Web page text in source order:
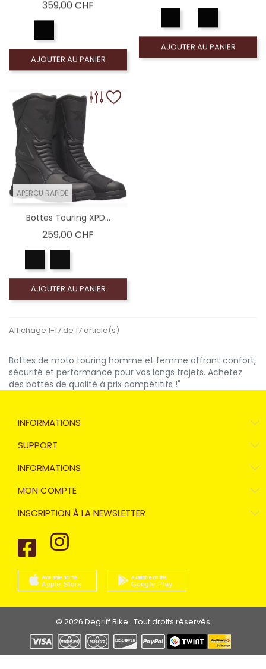
359,00 CHF
AJOUTER AU PANIER
AJOUTER AU PANIER
APERÇU RAPIDE
Bottes Touring XPD...
259,00 CHF
AJOUTER AU PANIER
Affichage 1-17 de 17 article(s)
Bottes de moto touring homme et femme offrant confort,
sécurité et performance pour vos longs trajets. Achetez
des bottes de qualité à prix compétitifs !"
INFORMATIONS
SUPPORT
INFORMATIONS
MON COMPTE
INSCRIPTION À LA NEWSLETTER
© 2026 Degriff Bike . Tout droits réservés